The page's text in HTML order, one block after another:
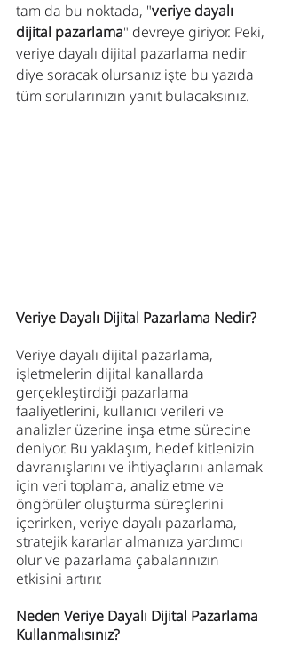
tam da bu noktada, "veriye dayalı
dijital pazarlama" devreye giriyor. Peki,
veriye dayalı dijital pazarlama nedir
diye soracak olursanız işte bu yazıda
tüm sorularınızın yanıt bulacaksınız.
Veriye Dayalı Dijital Pazarlama Nedir?
Veriye dayalı dijital pazarlama,
işletmelerin dijital kanallarda
gerçekleştirdiği pazarlama
faaliyetlerini, kullanıcı verileri ve
analizler üzerine inşa etme sürecine
deniyor. Bu yaklaşım, hedef kitlenizin
davranışlarını ve ihtiyaçlarını anlamak
için veri toplama, analiz etme ve
öngörüler oluşturma süreçlerini
içerirken, veriye dayalı pazarlama,
stratejik kararlar almanıza yardımcı
olur ve pazarlama çabalarınızın
etkisini artırır.
Neden Veriye Dayalı Dijital Pazarlama
Kullanmalısınız?